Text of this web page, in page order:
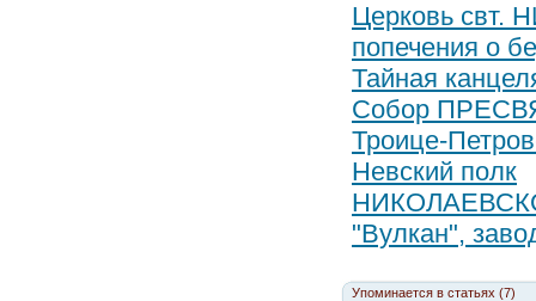
Церковь свт.
попечения о
Тайная
Собор
Троице-
Невский полк
"Вулкан",
Упоминается в статьях (7)